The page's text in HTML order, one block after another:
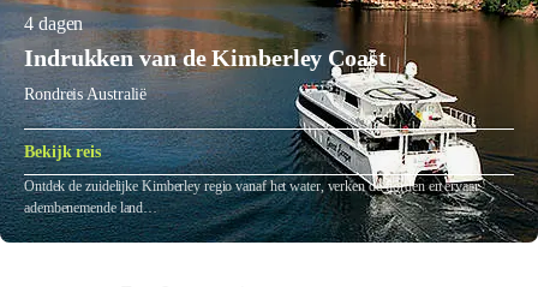
4 dagen
Indrukken van de Kimberley Coast
Rondreis Australië
Bekijk reis
Ontdek de zuidelijke Kimberley regio vanaf het water, verken de fjorden en ervaar
adembenemende land…